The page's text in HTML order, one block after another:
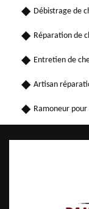
Débistrage de
Réparation de
Entretien de
Artisan
Ramoneur